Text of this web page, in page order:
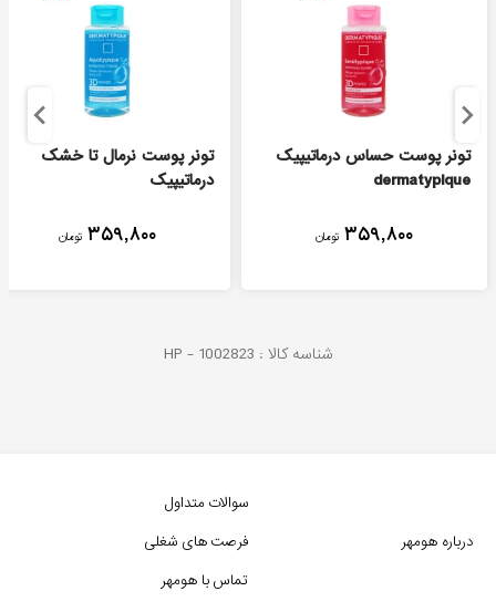
تونر پوست حساس درماتیپیک
dermatypique
۳۵۹,۸۰۰ تومان
تونر پوست نرمال تا خشک
درماتیپیک
۳۵۹,۸۰۰ تومان
شناسه کالا : HP - 1002823
درباره هومهر
سوالات متداول
فرصت های شغلی
تماس با هومهر